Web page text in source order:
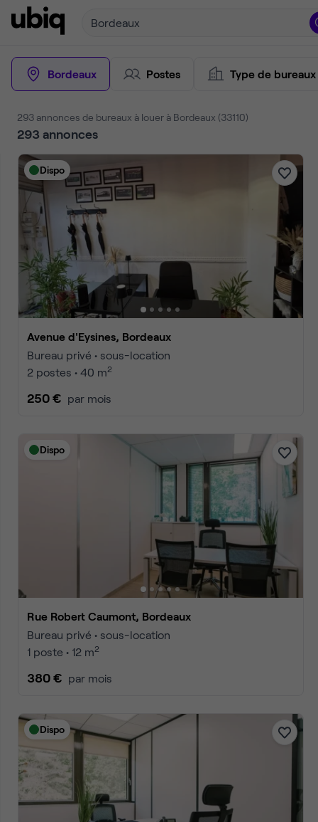
Bordeaux
Bordeaux Type de bureaux
293 annonces de bureaux à louer à Bordeaux (33110)
293 annonces